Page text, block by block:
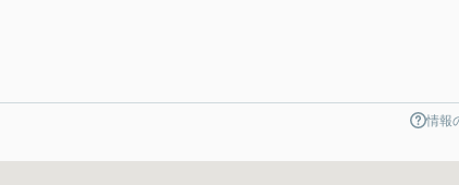
情報